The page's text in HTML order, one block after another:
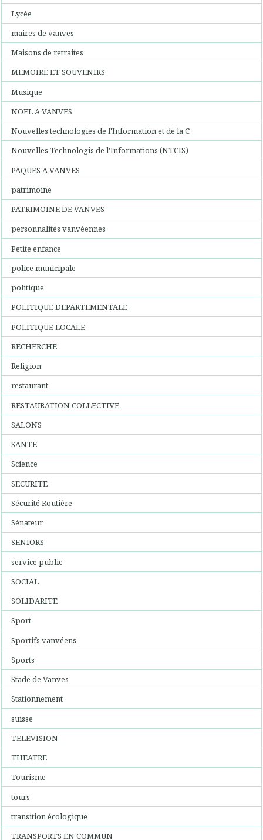
Lycée
maires de vanves
Maisons de retraites
MEMOIRE ET SOUVENIRS
Musique
NOEL A VANVES
Nouvelles technologies de l'Information et de la C
Nouvelles Technologis de l'Informations (NTCIS)
PAQUES A VANVES
patrimoine
PATRIMOINE DE VANVES
personnalités vanvéennes
Petite enfance
police municipale
politique
POLITIQUE DEPARTEMENTALE
POLITIQUE LOCALE
RECHERCHE
Religion
restaurant
RESTAURATION COLLECTIVE
SALONS
SANTE
Science
SECURITE
Sécurité Routière
Sénateur
SENIORS
service public
SOCIAL
SOLIDARITE
Sport
Sportifs vanvéens
Sports
Stade de Vanves
Stationnement
suisse
TELEVISION
THEATRE
Tourisme
tours
transition écologique
TRANSPORTS EN COMMUN